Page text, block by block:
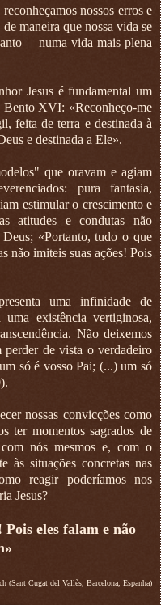
nossos erros e
maneira que nossa vida se
numa vida mais plena
Jesus é fundamental um
Bento XVI: «Reconheço-me
feita de terra e destinada à
e destinada a Ele».
que oravam e agiam
pura fantasia,
estimular o crescimento e
atitudes e condutas não
«Portanto, tudo o que
não imiteis suas ações! Pois
uma infinidade de
existência vertiginosa,
Não deixemos
perder de vista o verdadeiro
só é vosso Pai; (...) um só
nossas convicções como
ter momentos sagrados de
com nós mesmos e, com o
às situações concretas nas
reagir poderíamos nos
Jesus?
Pois eles falam e não
(Sant Cugat del Vallès, Barcelona, Espanha)